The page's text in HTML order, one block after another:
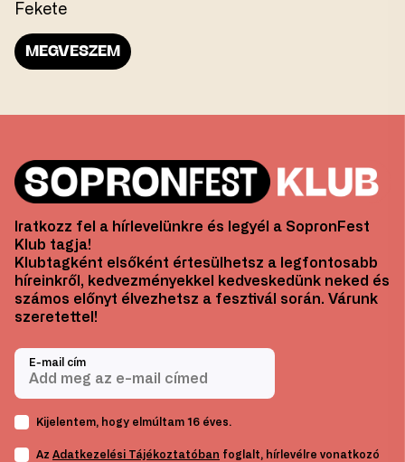
Fekete
MEGVESZEM
Iratkozz fel a hírlevelünkre és legyél a SopronFest
Klub tagja!
Klubtagként elsőként értesülhetsz a legfontosabb
híreinkről, kedvezményekkel kedveskedünk neked és
számos előnyt élvezhetsz a fesztivál során. Várunk
szeretettel!
E-mail cím
Kijelentem, hogy elmúltam 16 éves.
Az Adatkezelési Tájékoztatóban foglalt, hírlevélre vonatkozó